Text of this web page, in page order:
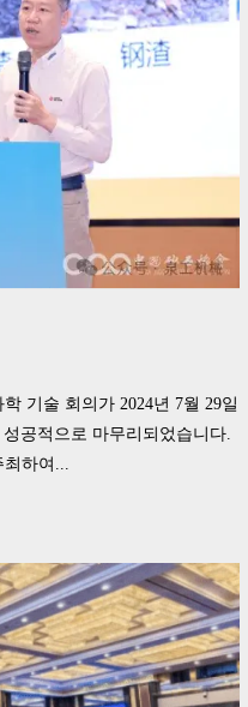
기술 회의가 2024년 7월 29일
공적으로 마무리되었습니다.
최하여...